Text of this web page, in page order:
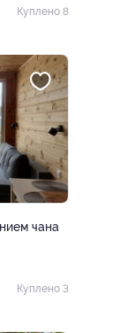
Куплено 8
чана
Куплено 3